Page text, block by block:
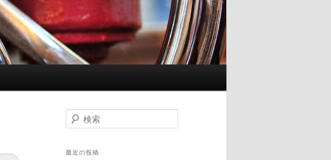
検
索
最近の投稿